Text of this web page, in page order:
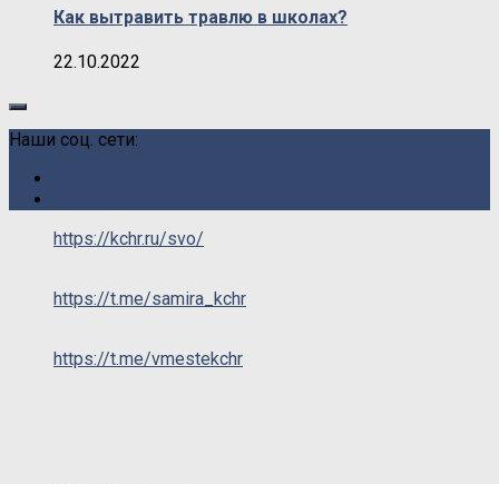
Как вытравить травлю в школах?
22.10.2022
Наши соц. сети:
https://kchr.ru/svo/
https://t.me/samira_kchr
https://t.me/vmestekchr